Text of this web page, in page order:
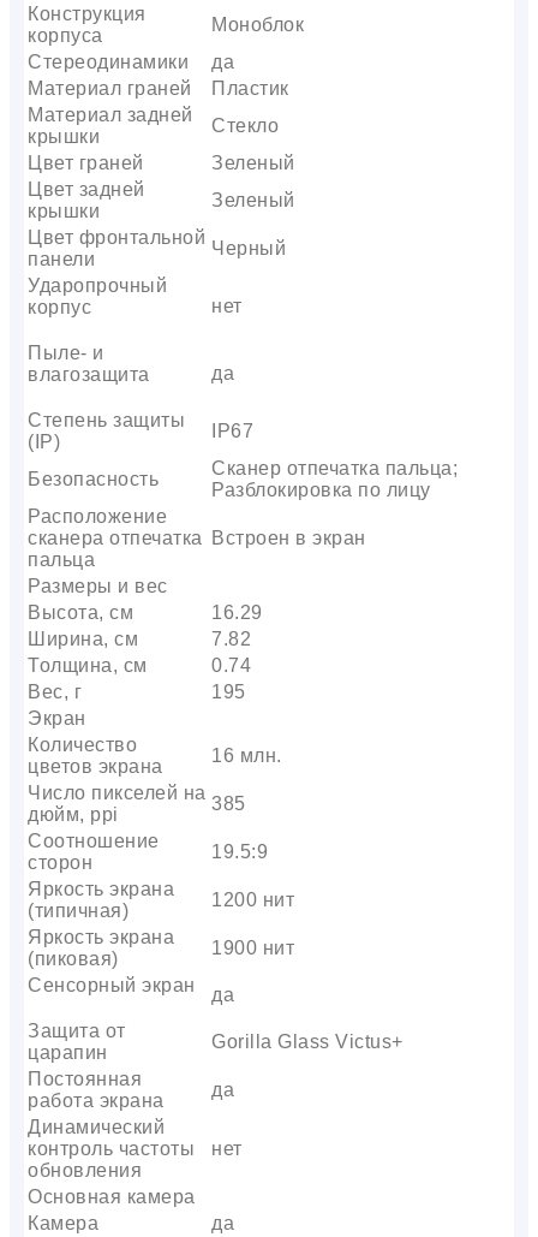
Конструкция
корпуса
Моноблок
Стереодинамики
да
Материал граней
Пластик
Материал задней
крышки
Стекло
Цвет граней
Зеленый
Цвет задней
крышки
Зеленый
Цвет фронтальной
панели
Черный
Ударопрочный
корпус
нет
Пыле- и
влагозащита
да
Степень защиты
(IP)
IP67
Безопасность
Сканер отпечатка пальца;
Разблокировка по лицу
Расположение
сканера отпечатка
пальца
Встроен в экран
Размеры и вес
Высота, см
16.29
Ширина, см
7.82
Толщина, см
0.74
Вес, г
195
Экран
Количество
цветов экрана
16 млн.
Число пикселей на
дюйм, ppi
385
Соотношение
сторон
19.5:9
Яркость экрана
(типичная)
1200 нит
Яркость экрана
(пиковая)
1900 нит
Сенсорный экран
да
Защита от
царапин
Gorilla Glass Victus+
Постоянная
работа экрана
да
Динамический
контроль частоты
обновления
нет
Основная камера
Камера
да